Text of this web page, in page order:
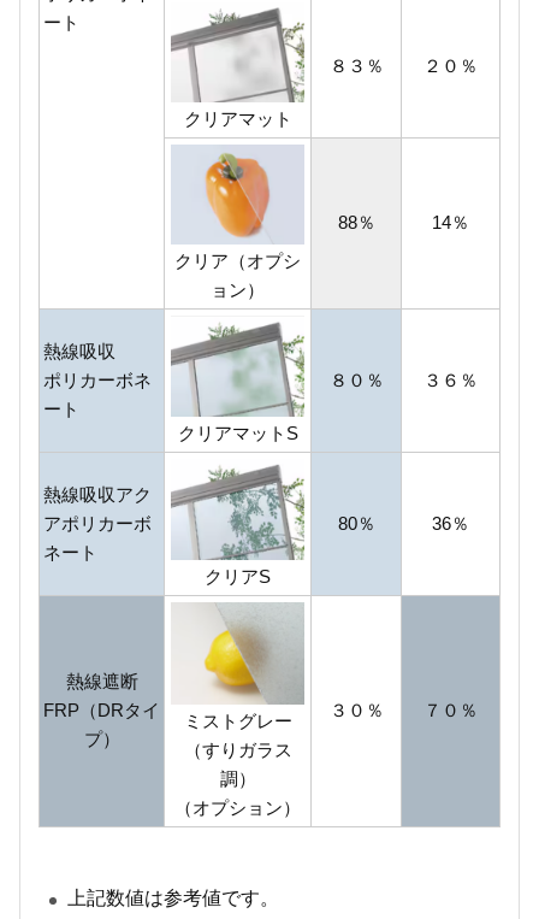
ート
クリアマット
８３％ ２０％
クリア（オプシ
ョン）
88％ 14％
熱線吸収
ポリカーボネ
ート
クリアマットS
８０％ ３６％
熱線吸収アク
アポリカーボ
ネート
クリアS
80％ 36％
熱線遮断
FRP（DRタイ
プ）
ミストグレー
（すりガラス
調）
（オプション）
３０％ ７０％
上記数値は参考値です。